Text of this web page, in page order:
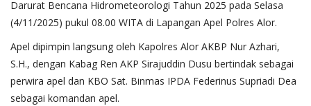
Darurat Bencana Hidrometeorologi Tahun 2025 pada Selasa
(4/11/2025) pukul 08.00 WITA di Lapangan Apel Polres Alor.
Apel dipimpin langsung oleh Kapolres Alor AKBP Nur Azhari,
S.H., dengan Kabag Ren AKP Sirajuddin Dusu bertindak sebagai
perwira apel dan KBO Sat. Binmas IPDA Federinus Supriadi Dea
sebagai komandan apel.